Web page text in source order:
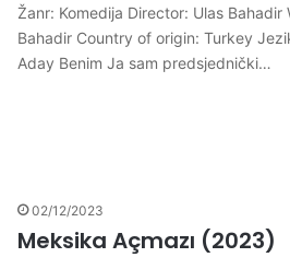
Žanr: Komedija Director: Ulas Bahadir
Bahadir Country of origin: Turkey
Aday Benim Ja sam predsjednički…
02/12/2023
Meksika Açmazı (2023)